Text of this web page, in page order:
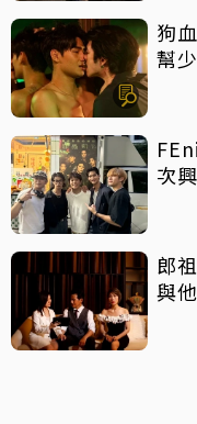
狗
幫
次
郎
與